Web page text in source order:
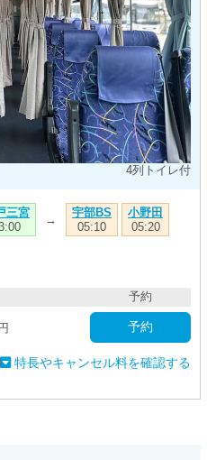
4列トイレ付
三宮
→
宇部BS
05:10
小野田
05:20
予約
予約
特長やキャンセル料を確認する